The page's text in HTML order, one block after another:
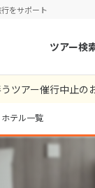
をサポート
ツアー検
イタリア
ベルギー
秋旅
ツアー催行中止の
ホテル一覧